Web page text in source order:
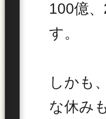
100億
す。
しかも
な休み